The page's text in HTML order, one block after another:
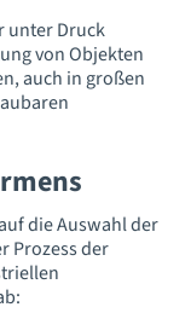
unter Druck
von Objekten
auch in großen
die Auswahl der
Prozess der